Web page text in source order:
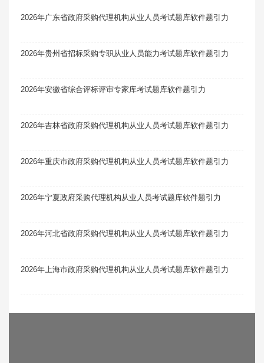
2026年广东省政府采购代理机构从业人员考试题库软件题引力
2026年贵州省招标采购专职从业人员能力考试题库软件题引力
2026年安徽省综合评标评审专家库考试题库软件题引力
2026年吉林省政府采购代理机构从业人员考试题库软件题引力
2026年重庆市政府采购代理机构从业人员考试题库软件题引力
2026年宁夏政府采购代理机构从业人员考试题库软件题引力
2026年河北省政府采购代理机构从业人员考试题库软件题引力
2026年上海市政府采购代理机构从业人员考试题库软件题引力